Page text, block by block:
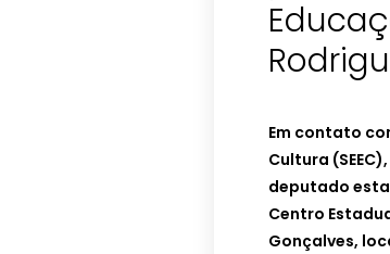
Em contato
Cultura
deputado
Centro
Gonçalves,